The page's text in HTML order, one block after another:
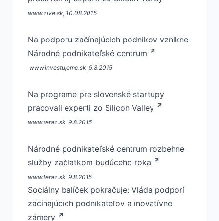
www.zive.sk, 10.08.2015
Na podporu začínajúcich podnikov vznikne
Národné podnikateľské centrum
www.investujeme.sk ,9.8.2015
Na programe pre slovenské startupy
pracovali experti zo Silicon Valley
www.teraz.sk, 9.8.2015
Národné podnikateľské centrum rozbehne
služby začiatkom budúceho roka
www.teraz.sk, 9.8.2015
Sociálny balíček pokračuje: Vláda podporí
začínajúcich podnikateľov a inovatívne
zámery